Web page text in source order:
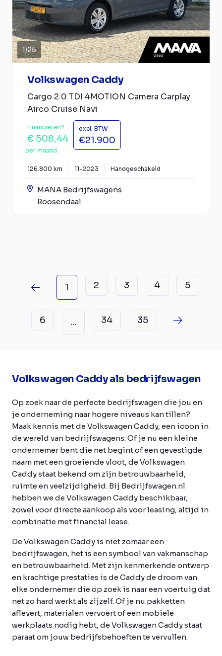
1/25
Volkswagen Caddy
Cargo 2.0 TDI 4MOTION Camera Carplay
Airco Cruise Navi
Financieren?
€ 508,44
per maand
excl. BTW
€21.900
126.800 km 11-2023 Handgeschakeld
MANA Bedrijfswagens
Roosendaal
1 2 3 4 5
6 ... 34 35
Volkswagen Caddy als bedrijfswagen
Op zoek naar de perfecte bedrijfswagen die jou en
je onderneming naar hogere niveaus kan tillen?
Maak kennis met de Volkswagen Caddy, een icoon in
de wereld van bedrijfswagens. Of je nu een kleine
ondernemer bent die net begint of een gevestigde
naam met een groeiende vloot, de Volkswagen
Caddy staat bekend om zijn betrouwbaarheid,
ruimte en veelzijdigheid. Bij Bedrijfswagen.nl
hebben we de Volkswagen Caddy beschikbaar,
zowel voor directe aankoop als voor leasing, altijd in
combinatie met financial lease.
De Volkswagen Caddy is niet zomaar een
bedrijfswagen, het is een symbool van vakmanschap
en betrouwbaarheid. Met zijn kenmerkende ontwerp
en krachtige prestaties is de Caddy de droom van
elke ondernemer die op zoek is naar een voertuig dat
net zo hard werkt als zijzelf. Of je nu pakketten
aflevert, materialen vervoert of een mobiele
werkplaats nodig hebt, de Volkswagen Caddy staat
paraat om jouw bedrijfsbehoeften te vervullen.